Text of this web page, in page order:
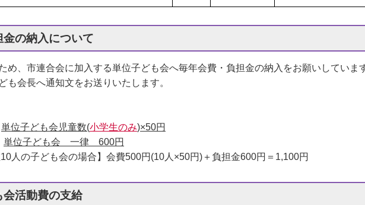
の納入について
め、市連合会に加入する単位子ども会へ毎年会費・負担金の納入をお願いしていま
も会長へ通知文をお送りいたします。
単位子ども会児童数(小学生のみ)×50円
単位子ども会 一律 600円
10人の子ども会の場合】会費500円(10人×50円)＋負担金600円＝1,100円
会活動費の支給